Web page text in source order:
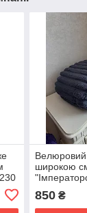
Велюровий
широкою
850₴